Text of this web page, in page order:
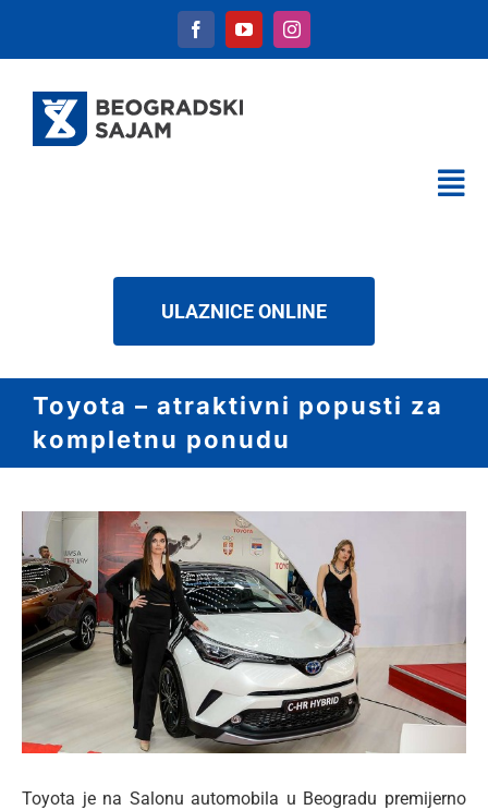
content
USLUGE
DOWNLOAD
KONTAKT
ULAZNICE ONLINE
Toyota – atraktivni popusti za
kompletnu ponudu
View
Larger
Image
Toyota je na Salonu automobila u Beogradu premijerno